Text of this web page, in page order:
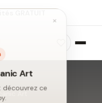
GRATUIT
×
Art